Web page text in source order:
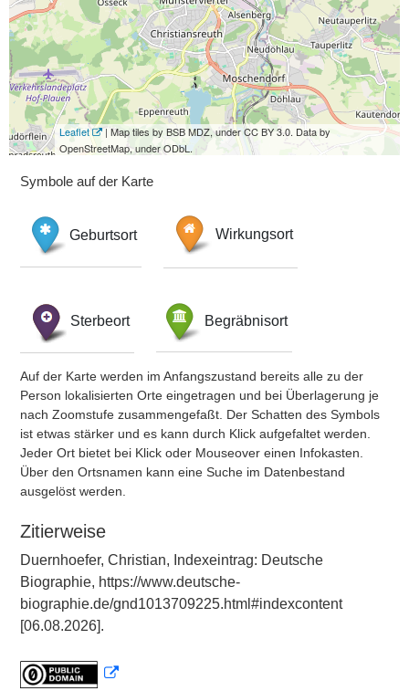
Leaflet
| Map tiles by BSB MDZ, under CC BY 3.0. Data by
OpenStreetMap, under ODbL.
Symbole auf der Karte
Geburtsort Wirkungsort
Sterbeort Begräbnisort
Auf der Karte werden im Anfangszustand bereits alle zu der
Person lokalisierten Orte eingetragen und bei Überlagerung je
nach Zoomstufe zusammengefaßt. Der Schatten des Symbols
ist etwas stärker und es kann durch Klick aufgefaltet werden.
Jeder Ort bietet bei Klick oder Mouseover einen Infokasten.
Über den Ortsnamen kann eine Suche im Datenbestand
ausgelöst werden.
Zitierweise
Duernhoefer, Christian, Indexeintrag: Deutsche
Biographie, https://www.deutsche-
biographie.de/gnd1013709225.html#indexcontent
[06.08.2026].